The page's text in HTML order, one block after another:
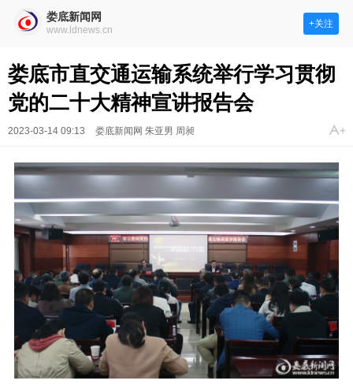
娄底新闻网
www.ldnews.cn
+关注
娄底市直交通运输系统举行学习贯彻
党的二十大精神宣讲报告会
2023-03-14 09:13 娄底新闻网 朱亚男 周昶